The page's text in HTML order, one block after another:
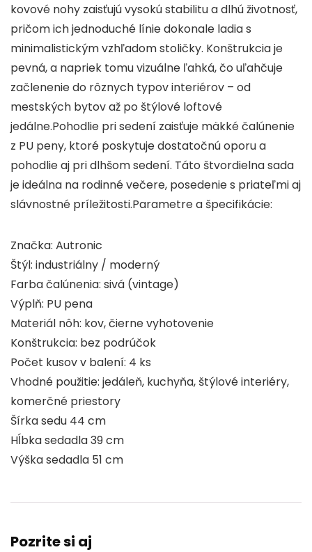
kovové nohy zaisťujú vysokú stabilitu a dlhú životnosť,
pričom ich jednoduché línie dokonale ladia s
minimalistickým vzhľadom stoličky. Konštrukcia je
pevná, a napriek tomu vizuálne ľahká, čo uľahčuje
začlenenie do rôznych typov interiérov – od
mestských bytov až po štýlové loftové
jedálne.Pohodlie pri sedení zaisťuje mäkké čalúnenie
z PU peny, ktoré poskytuje dostatočnú oporu a
pohodlie aj pri dlhšom sedení. Táto štvordielna sada
je ideálna na rodinné večere, posedenie s priateľmi aj
slávnostné príležitosti.Parametre a špecifikácie:
Značka: Autronic
Štýl: industriálny / moderný
Farba čalúnenia: sivá (vintage)
Výplň: PU pena
Materiál nôh: kov, čierne vyhotovenie
Konštrukcia: bez podrúčok
Počet kusov v balení: 4 ks
Vhodné použitie: jedáleň, kuchyňa, štýlové interiéry,
komerčné priestory
Šírka sedu 44 cm
Hĺbka sedadla 39 cm
Výška sedadla 51 cm
Pozrite si aj